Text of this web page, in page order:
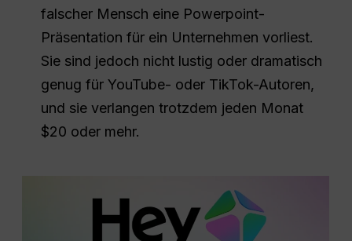
falscher Mensch eine Powerpoint-
Präsentation für ein Unternehmen vorliest.
Sie sind jedoch nicht lustig oder dramatisch
genug für YouTube- oder TikTok-Autoren,
und sie verlangen trotzdem jeden Monat
$20 oder mehr.